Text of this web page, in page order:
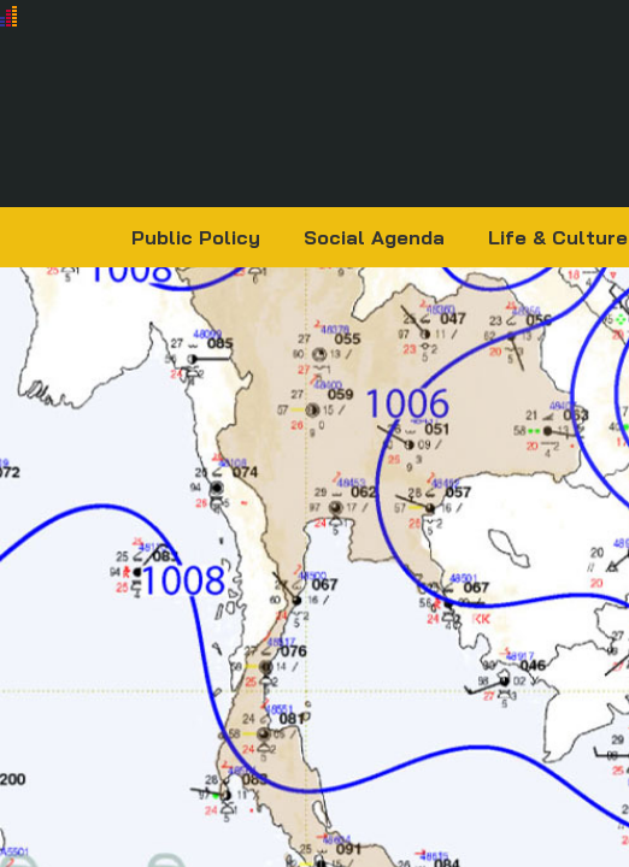
Public Policy Social Agenda Life & Culture